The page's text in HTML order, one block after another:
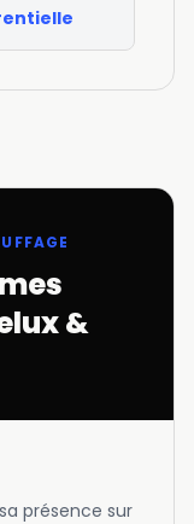
&
présence sur